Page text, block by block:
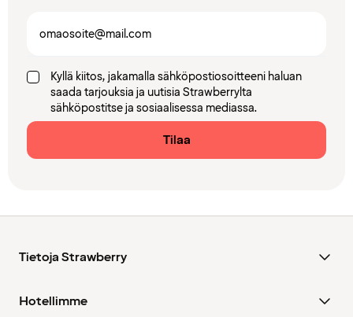
Kyllä kiitos, jakamalla sähköpostiosoitteeni haluan
saada tarjouksia ja uutisia Strawberrylta
sähköpostitse ja sosiaalisessa mediassa.
Tilaa
Tietoja Strawberry
Hotellimme